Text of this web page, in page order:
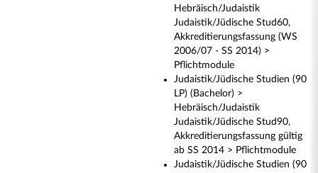
Hebräisch/Judaistik
Judaistik/Jüdische Stud60,
Akkreditierungsfassung (WS
2006/07 - SS 2014) >
Pflichtmodule
Judaistik/Jüdische Studien (90
LP) (Bachelor) >
Hebräisch/Judaistik
Judaistik/Jüdische Stud90,
Akkreditierungsfassung gültig
ab SS 2014 > Pflichtmodule
Judaistik/Jüdische Studien (90